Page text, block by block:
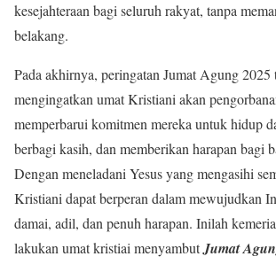
kesejahteraan bagi seluruh rakyat, tanpa
belakang.
Pada akhirnya, peringatan Jumat Agung 2025
mengingatkan umat Kristiani akan
memperbarui komitmen mereka untuk hidup
berbagi kasih, dan memberikan harapan bagi
Dengan meneladani Yesus yang mengasihi
Kristiani dapat berperan dalam mewujudkan
damai, adil, dan penuh harapan. Inilah
lakukan umat kristiai menyambutJumat